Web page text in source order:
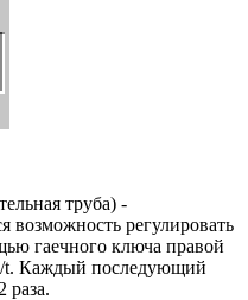
труба) -
возможность регулировать
гаечного ключа правой
t. Каждый последующий
раза.